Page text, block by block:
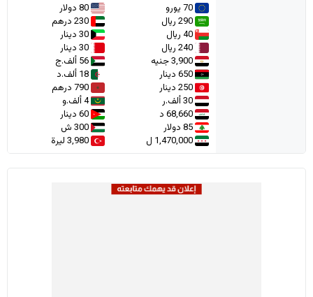
70 يورو
80 دولار
290 ريال
230 درهم
40 ريال
30 دينار
240 ريال
30 دينار
3,900 جنيه
56 ألف.ج
650 دينار
18 ألف.د
250 دينار
790 درهم
30 ألف.ر
4 ألف.و
68,660 د
60 دينار
85 دولار
300 ش
1,470,000 ل
3,980 ليرة